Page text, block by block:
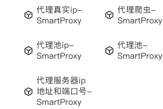
代理真实ip-
SmartProxy
代理爬虫-
SmartProxy
代理池ip-
SmartProxy
代理池-
SmartProxy
代理服务器ip
地址和端口号-
SmartProxy